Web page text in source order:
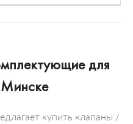
для
купить клапаны /